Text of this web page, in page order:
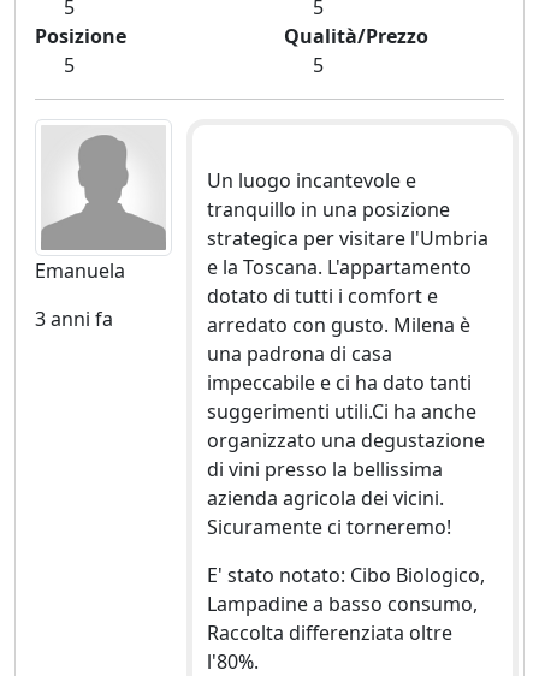
5
5
Posizione
5
Qualità/Prezzo
5
Emanuela
3 anni fa
Un luogo incantevole e
tranquillo in una posizione
strategica per visitare l'Umbria
e la Toscana. L'appartamento
dotato di tutti i comfort e
arredato con gusto. Milena è
una padrona di casa
impeccabile e ci ha dato tanti
suggerimenti utili.Ci ha anche
organizzato una degustazione
di vini presso la bellissima
azienda agricola dei vicini.
Sicuramente ci torneremo!
E' stato notato: Cibo Biologico,
Lampadine a basso consumo,
Raccolta differenziata oltre
l'80%.